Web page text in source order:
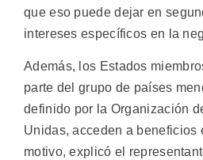
que eso puede dejar en
intereses específicos en la
Además, los Estados
parte del grupo de países
definido por la Organización
Unidas, acceden a beneficios
motivo, explicó el